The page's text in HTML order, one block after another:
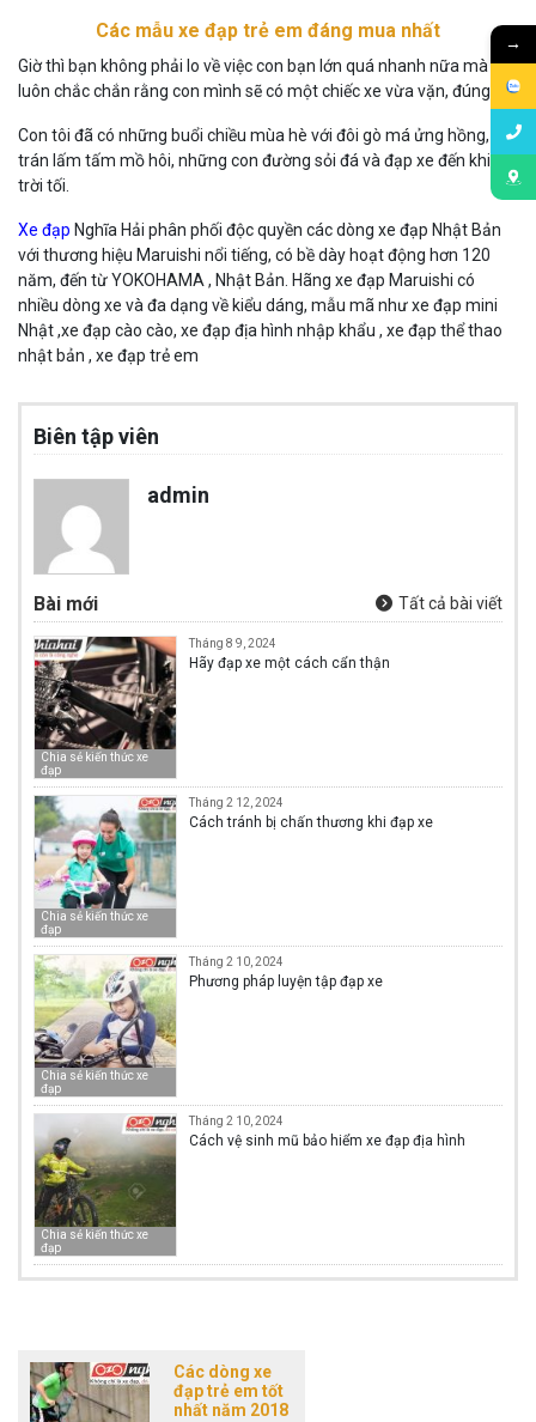
Các mẫu xe đạp trẻ em đáng mua nhất
Giờ thì bạn không phải lo về việc con bạn lớn quá nhanh nữa mà sẽ
luôn chắc chắn rằng con mình sẽ có một chiếc xe vừa vặn, đúng cỡ.
Con tôi đã có những buổi chiều mùa hè với đôi gò má ửng hồng,
trán lấm tấm mồ hôi, những con đường sỏi đá và đạp xe đến khi
trời tối.
Xe đạp Nghĩa Hải phân phối độc quyền các dòng xe đạp Nhật Bản
với thương hiệu Maruishi nổi tiếng, có bề dày hoạt động hơn 120
năm, đến từ YOKOHAMA , Nhật Bản. Hãng xe đạp Maruishi có
nhiều dòng xe và đa dạng về kiểu dáng, mẫu mã như xe đạp mini
Nhật ,xe đạp cào cào, xe đạp địa hình nhập khẩu , xe đạp thể thao
nhật bản , xe đạp trẻ em
Biên tập viên
admin
Bài mới Tất cả bài viết
Chia sẻ kiến thức xe
đạp
Tháng 8 9, 2024
Hãy đạp xe một cách cẩn thận
Chia sẻ kiến thức xe
đạp
Tháng 2 12, 2024
Cách tránh bị chấn thương khi đạp xe
Chia sẻ kiến thức xe
đạp
Tháng 2 10, 2024
Phương pháp luyện tập đạp xe
Chia sẻ kiến thức xe
đạp
Tháng 2 10, 2024
Cách vệ sinh mũ bảo hiểm xe đạp địa hình
Các dòng xe
đạp trẻ em tốt
nhất năm 2018
→